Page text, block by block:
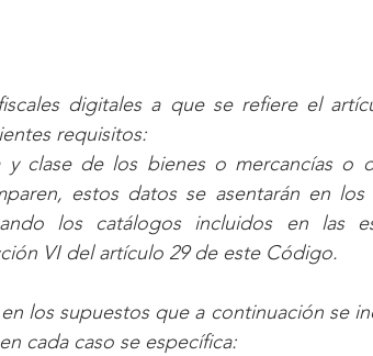
digitales a que se refiere el
requisitos:
clase de los bienes o mercancías o
estos datos se asentarán en los
los catálogos incluidos en las
VI del artículo 29 de este Código.
los supuestos que a continuación se
cada caso se específica: